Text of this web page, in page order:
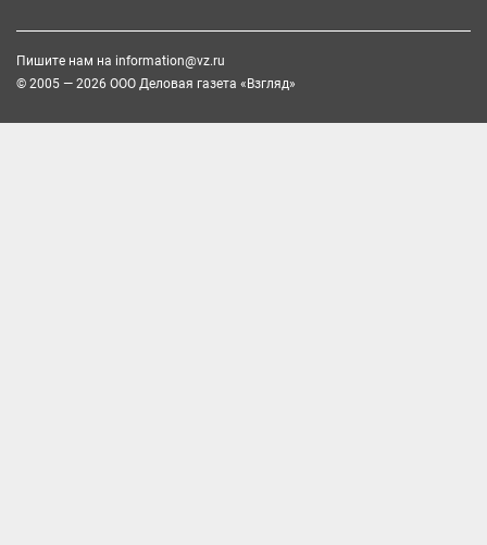
Пишите нам на information@vz.ru
© 2005 — 2026 ООО Деловая газета «Взгляд»